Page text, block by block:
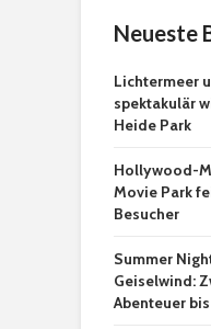
Neueste
Lichtermeer
spektakulär
Heide Park
Hollywood-
Movie Park
Besucher
Summer
Geiselwind:
Abenteuer